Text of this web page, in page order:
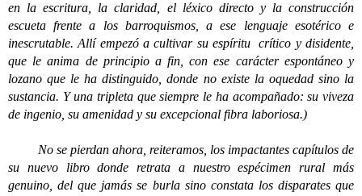
en la escritura, la claridad, el léxico directo y la construcción
escueta frente a los barroquismos, a ese lenguaje esotérico e
inescrutable. Allí empezó a cultivar su espíritu crítico y disidente,
que le anima de principio a fin, con ese carácter espontáneo y
lozano que le ha distinguido, donde no existe la oquedad sino la
sustancia. Y una tripleta que siempre le ha acompañado: su viveza
de ingenio, su amenidad y su excepcional fibra laboriosa.)
No se pierdan ahora, reiteramos, los impactantes capítulos de
su nuevo libro donde retrata a nuestro espécimen rural más
genuino, del que jamás se burla sino constata los disparates que